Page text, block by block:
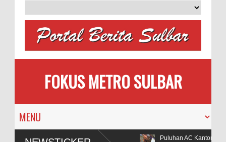
FOKUS METRO SULBAR
MAPIA Ajak Calon Pengantin
Puluhan AC Kantor